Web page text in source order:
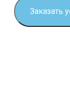
Заказать